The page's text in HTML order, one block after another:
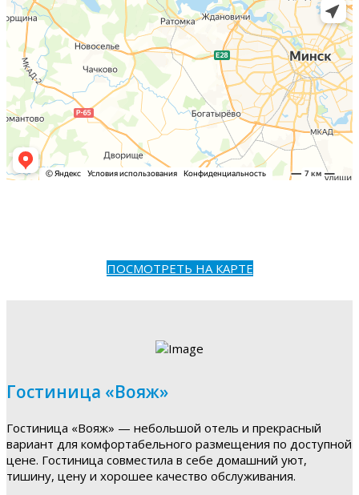
ПОСМОТРЕТЬ НА КАРТЕ
Гостиница «Вояж»
Гостиница «Вояж» — небольшой отель и прекрасный
вариант для комфортабельного размещения по доступной
цене. Гостиница совместила в себе домашний уют,
тишину, цену и хорошее качество обслуживания.